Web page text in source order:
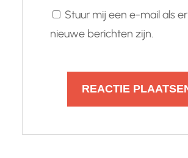
Stuur mij een e-mail als er
nieuwe berichten zijn.